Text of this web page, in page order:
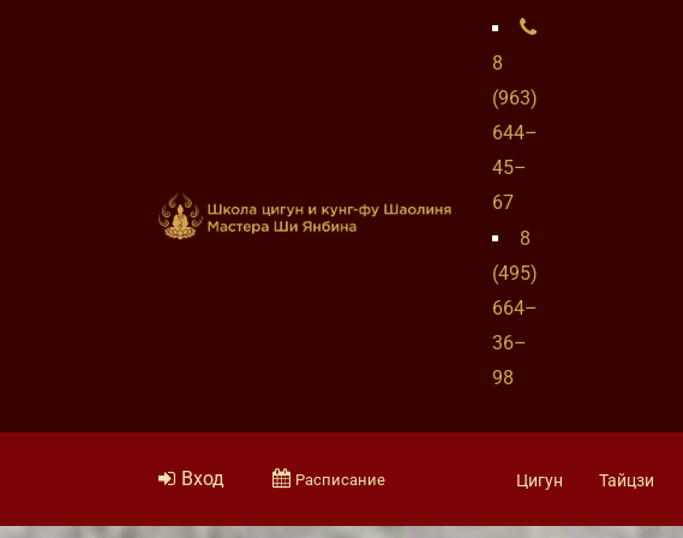
8
(963)
644–
45–
67
8
(495)
664–
36–
98
Вход Расписание Цигун Тайцзи